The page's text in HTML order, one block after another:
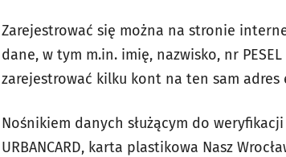
Zarejestrować się można na stronie
dane, w tym m.in. imię, nazwisko, nr
zarejestrować kilku kont na ten sam adres
Nośnikiem danych służącym do
URBANCARD, karta plastikowa Nasz